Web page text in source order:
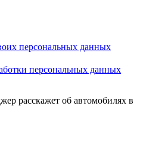
персональных данных
персональных данных
расскажет об автомобилях в